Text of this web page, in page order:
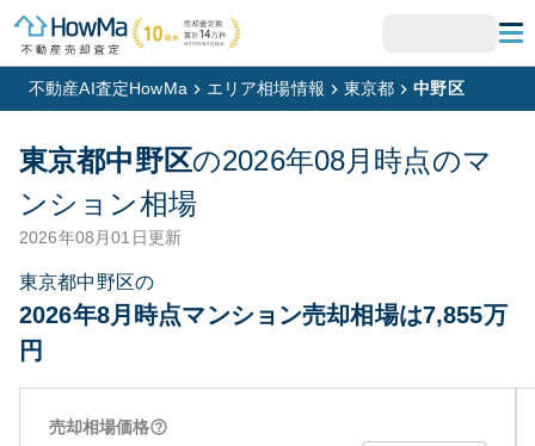
不動産AI査定HowMa エリア相場情報 東京都 中野区
東京都中野区の2026年08月 時点のマ
ンション相場
2026年08月01日更新
東京都中野区の
2026年8月時点マンション売却相場は7,855万
円
売却相場価格